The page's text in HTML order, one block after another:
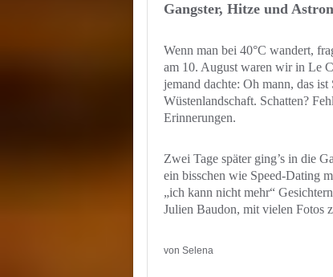
Gangster, Hitze und
Wenn man bei 40°C wandert,
am 10. August waren wir in Le
jemand dachte: Oh mann, das
Wüstenlandschaft. Schatten?
Erinnerungen.
Zwei Tage später ging’s in die
ein bisschen wie Speed-Dating
„ich kann nicht mehr“
Julien Baudon, mit vielen Fotos
von Selena